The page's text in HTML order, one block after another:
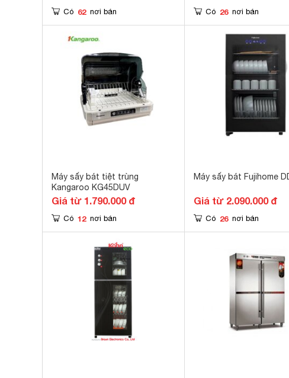
Có 62 nơi bán Có 26 nơi bán
Máy sấy bát tiệt trùng
Kangaroo KG45DUV
Giá từ 1.790.000 đ
Có 12 nơi bán
Máy sấy bát Fujihome
Giá từ 2.090.000 đ
Có 26 nơi bán